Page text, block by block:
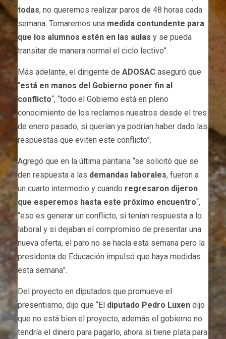
todas, no queremos realizar paros de 48 horas cada
semana. Tomaremos una medida contundente para
que los alumnos estén en las aulas y se pueda
transitar de manera normal el ciclo lectivo”.
Más adelante, el dirigente de ADOSAC aseguró que
“está en manos del Gobierno poner fin al
conflicto“, “todo el Gobierno está en pleno
conocimiento de los reclamos nuestros desde el tres
de enero pasado, si querían ya podrían haber dado las
respuestas que eviten este conflicto”.
Agregó que en la última paritaria “se solicitó que se
den respuesta a las demandas laborales, fueron a
un cuarto intermedio y cuando regresaron dijeron
que esperemos hasta este próximo encuentro“,
“eso es generar un conflicto, si tenían respuesta a lo
laboral y si dejaban el compromiso de presentar una
nueva oferta, el paro no se hacía esta semana pero la
presidenta de Educación impulsó que haya medidas
esta semana”.
Del proyecto en diputados que promueve el
presentismo, dijo que “El diputado Pedro Luxen dijo
que no está bien el proyecto, además el gobierno no
tendría el dinero para pagarlo, ahora si tiene plata para